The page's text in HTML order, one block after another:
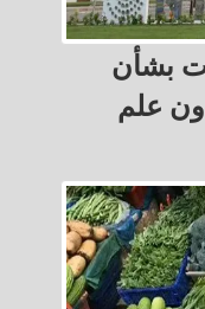
بشأن
علم